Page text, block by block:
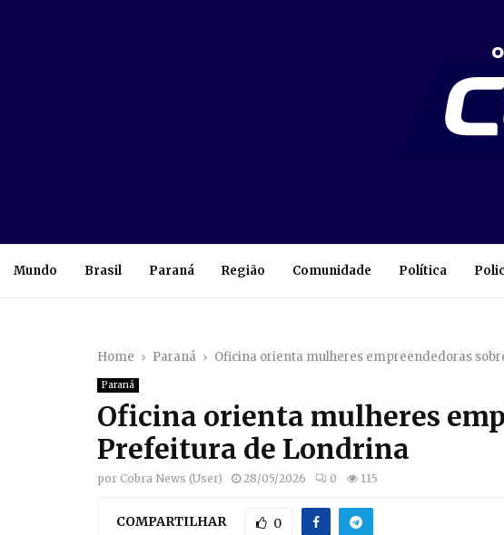
Mundo Brasil Paraná Região Comunidade Política
Home Paraná Oficina orienta mulheres empreendedoras
Paraná
Oficina orienta mulheres
Prefeitura de Londrina
por Cobra News (User) 28/05/2026 0 115
COMPARTILHAR 0